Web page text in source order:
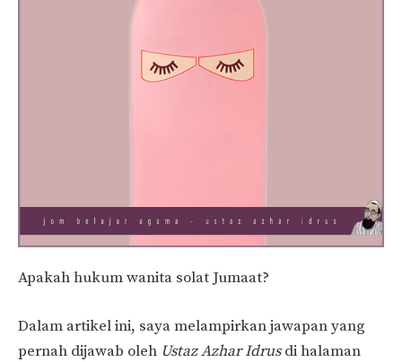
Apakah hukum wanita solat Jumaat?
Dalam artikel ini, saya melampirkan jawapan yang
pernah dijawab oleh Ustaz Azhar Idrusdi halaman